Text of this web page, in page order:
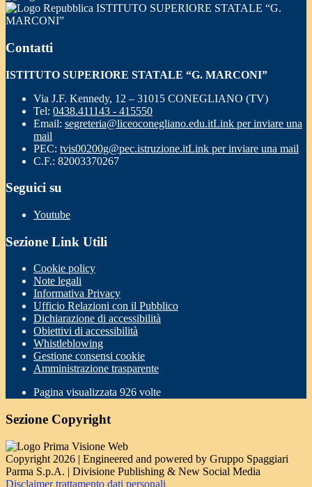
ISTITUTO SUPERIORE STATALE “G.
MARCONI”
Contatti
ISTITUTO SUPERIORE STATALE “G. MARCONI”
Via J.F. Kennedy, 12 – 31015 CONEGLIANO (TV)
Tel: 0438.411143 - 415550
Email: segreteria@liceoconegliano.edu.itLink per inviare una
mail
PEC: tvis00200g@pec.istruzione.itLink per inviare una mail
C.F.: 82003370267
Seguici su
Youtube
Sezione Link Utili
Cookie policy
Note legali
Informativa Privacy
Ufficio Relazioni con il Pubblico
Dichiarazione di accessibilità
Obiettivi di accessibilità
Whistleblowing
Gestione consensi cookie
Amministrazione trasparente
Pagina visualizzata 926 volte
Sezione Copyright
Copyright 2026 | Engineered and powered by Gruppo Spaggiari
Parma S.p.A. | Divisione Publishing & New Social Media
Disclaimer trattamento dati personali